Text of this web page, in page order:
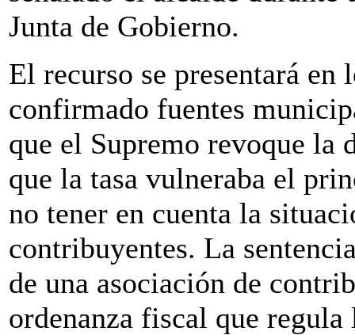
Junta de Gobierno.
El recurso se presentará en
confirmado fuentes
que el Supremo revoque la
que la tasa vulneraba el
no tener en cuenta la
contribuyentes. La
de una asociación de
ordenanza fiscal que regula